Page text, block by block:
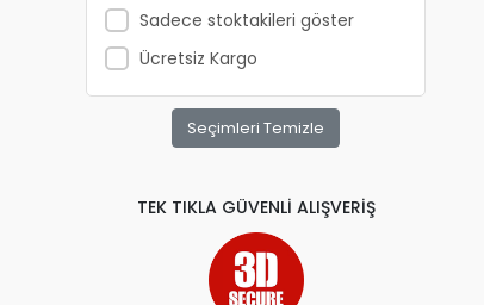
ALFA YAYINLARI
ALPİNO
ALTIN KİTAP
APRİL
ARKADAŞ YAYINCILIK
ARTDECO
Sadece stoktakileri göster
Ücretsiz Kargo
Seçimleri Temizle
TEK TIKLA GÜVENLİ ALIŞVERİŞ